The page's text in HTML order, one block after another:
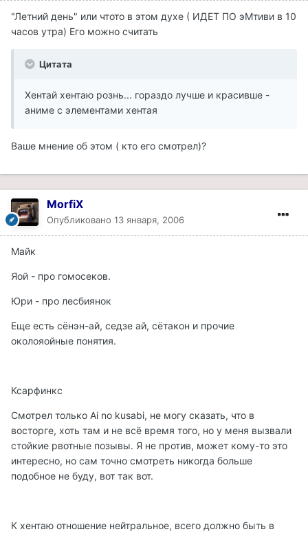
"Летний день" или чтото в этом духе ( ИДЕТ ПО эМтиви в 10
часов утра) Его можно считать
Цитата
Хентай хентаю рознь... гораздо лучше и красивше -
аниме с элементами хентая
Ваше мнение об этом ( кто его смотрел)?
MorfiX
Опубликовано 13 января, 2006
Майк
Яой - про гомосеков.
Юри - про лесбиянок
Еще есть сёнэн-ай, седзе ай, сётакон и прочие
околояойные понятия.
Ксарфинкс
Смотрел только Ai no kusabi, не могу сказать, что в
восторге, хоть там и не всё время того, но у меня вызвали
стойкие рвотные позывы. Я не против, может кому-то это
интересно, но сам точно смотреть никогда больше
подобное не буду, вот так вот.
К хентаю отношение нейтральное, всего должно быть в